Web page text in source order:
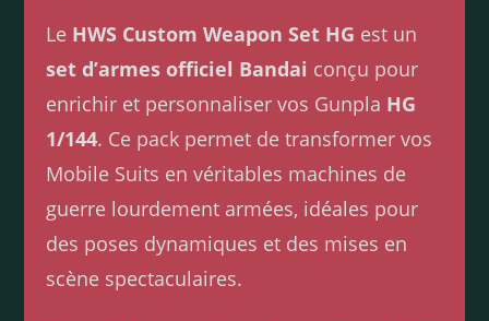
Le HWS Custom Weapon Set HG est un
set d’armes officiel Bandai conçu pour
enrichir et personnaliser vos Gunpla HG
1/144. Ce pack permet de transformer vos
Mobile Suits en véritables machines de
guerre lourdement armées, idéales pour
des poses dynamiques et des mises en
scène spectaculaires.